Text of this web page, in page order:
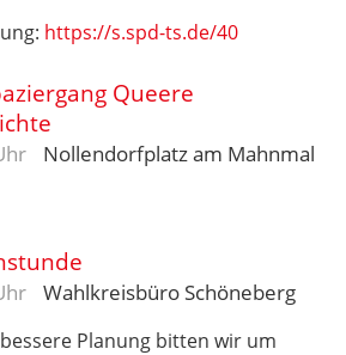
https://s.spd-ts.de/40
Queere
Nollendorfplatz am Mahnmal
Wahlkreisbüro Schöneberg
Planung bitten wir um